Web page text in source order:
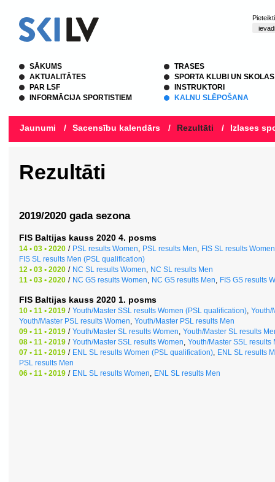
SĀKUMS
AKTUALITĀTES
PAR LSF
INFORMĀCIJA SPORTISTIEM
TRASES
SPORTA KLUBI UN SKOLAS
INSTRUKTORI
KALNU SLĒPOŠANA
Jaunumi / Sacensību kalendārs / Rezultāti / Izlases
Rezultāti
2019/2020 gada sezona
FIS Baltijas kauss 2020 4. posms
14 • 03 • 2020 / PSL results Women, PSL results Men, FIS SL results
FIS SL results Men (PSL qualification)
12 • 03 • 2020 / NC SL results Women, NC SL results Men
11 • 03 • 2020 / NC GS results Women, NC GS results Men, FIS GS results
FIS Baltijas kauss 2020 1. posms
10 • 11 • 2019 / Youth/Master SSL results Women (PSL qualification) Youth/
Youth/Master PSL results Women Youth/Master PSL results Men
09 • 11 • 2019 / Youth/Master SL results Women Youth/Master SL results
08 • 11 • 2019 / Youth/Master SSL results Women Youth/Master SSL results
07 • 11 • 2019 / ENL SL results Women (PSL qualification) ENL SL results
PSL results Men
06 • 11 • 2019 / ENL SL results Women ENL SL results Men